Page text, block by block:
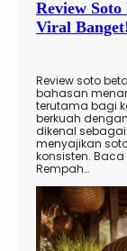
Review
Viral
Review soto
bahasan
terutama bagi
berkuah
dikenal
menyajikan
konsisten.
Rempah…